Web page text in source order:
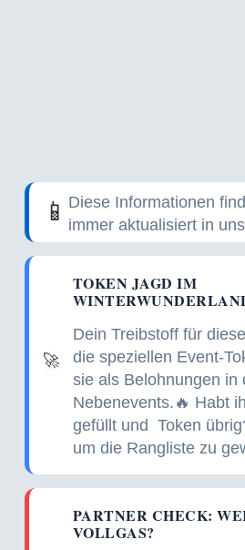
📱 Diese Informationen
immer aktualisiert in
🚀
TOKEN JAGD IM
Dein Treibstoff für
die speziellen Event-
sie als Belohnungen in
Nebenevents.🔥 Habt
gefüllt und Token
um die Rangliste zu
PARTNER CHECK:
VOLLGAS?